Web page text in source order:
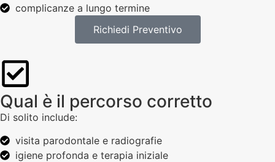
complicanze a lungo termine
Richiedi Preventivo
Qual è il percorso corretto
Di solito include:
visita parodontale e radiografie
igiene profonda e terapia iniziale